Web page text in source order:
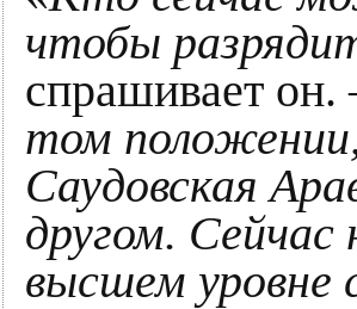
чтобы
спрашивает
том
Саудовская
другом. Сейчас
высшем